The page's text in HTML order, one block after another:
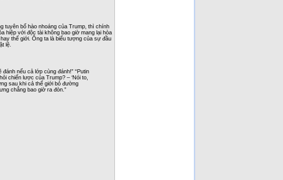
tuyên bố hào nhoáng của Trump, thì chính
hiệp với độc tài không bao giờ mang lại hòa
thế giới. Ông ta là biểu tượng của sự đầu
lệ.
nếu cả lớp cùng đánh!” “Putin
chiến lược của Trump? – ‘Nói to,
sau khi cả thế giới bỏ đường
chẳng bao giờ ra đòn.”